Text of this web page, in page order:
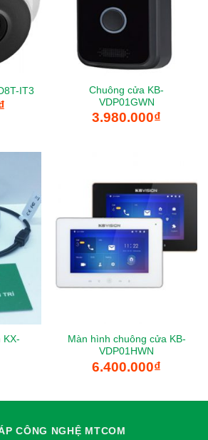
IT3
Chuông cửa KB-
VDP01GWN
3.980.000₫
KX-
Màn hình chuông cửa KB-
VDP01HWN
6.400.000₫
CÔNG NGHỆ MTCOM